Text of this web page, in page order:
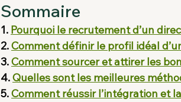
Sommaire
1. Pourquoi le recrutement d’un
2. Comment définir le profil idéal
3. Comment sourcer et attirer les
4. Quelles sont les meilleures
5. Comment réussir l’intégration et